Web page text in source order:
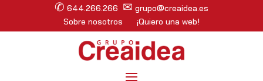
✆ 644.266.266 ✉ grupo@creaidea.es
Sobre nosotros
¡Quiero una web!